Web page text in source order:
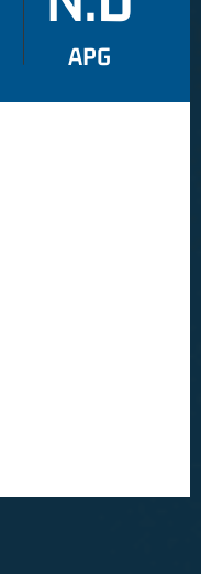
APG